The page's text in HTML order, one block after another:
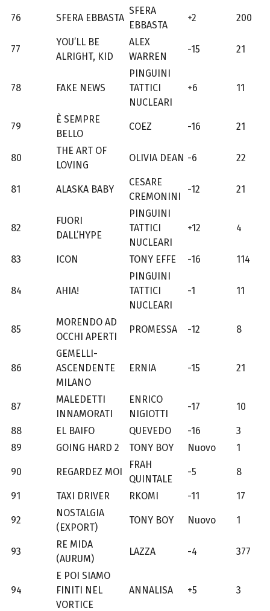
76 SFERA EBBASTA
SFERA
EBBASTA
+2 200
77
YOU’LL BE
ALRIGHT, KID
ALEX
WARREN
-15 21
78 FAKE NEWS
PINGUINI
TATTICI
NUCLEARI
+6 11
79
È SEMPRE
BELLO
COEZ -16 21
80
THE ART OF
LOVING
OLIVIA DEAN -6 22
81 ALASKA BABY
CESARE
CREMONINI
-12 21
82
FUORI
DALL’HYPE
PINGUINI
TATTICI
NUCLEARI
+12 4
83 ICON TONY EFFE -16 114
84 AHIA!
PINGUINI
TATTICI
NUCLEARI
-1 11
85
MORENDO AD
OCCHI APERTI
PROMESSA -12 8
86
GEMELLI-
ASCENDENTE
MILANO
ERNIA -15 21
87
MALEDETTI
INNAMORATI
ENRICO
NIGIOTTI
-17 10
88 EL BAIFO QUEVEDO -16
3
89
GOING HARD 2 TONY BOY Nuovo 1
90 REGARDEZ MOI
FRAH
QUINTALE
-5 8
91 TAXI DRIVER RKOMI -11 17
92
NOSTALGIA
(EXPORT)
TONY BOY Nuovo 1
93
RE MIDA
(AURUM)
LAZZA -4 377
94
E POI SIAMO
FINITI NEL
VORTICE
ANNALISA +5 3